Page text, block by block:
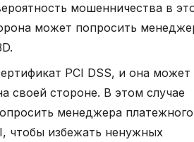
мошенничества в
может попросить
PCI DSS, и она может
своей стороне. В этом случае
менеджера
чтобы избежать ненужных